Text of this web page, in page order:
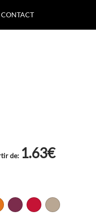
CONTACT
de: 1.63€